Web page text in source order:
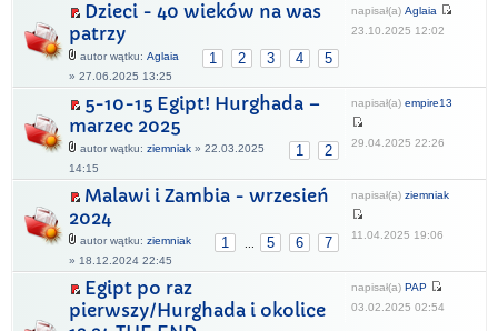
Dzieci - 40 wieków na was
patrzy
1 2 3 4 5
autor wątku: Aglaia
» 27.06.2025 13:25
napisał(a) Aglaia
23.10.2025 12:02
5-10-15 Egipt! Hurghada –
marzec 2025
1 2
autor wątku: ziemniak » 22.03.2025
14:15
napisał(a) empire13
29.04.2025 22:26
Malawi i Zambia - wrzesień
2024
1 5 6 7
autor wątku: ziemniak
» 18.12.2024 22:45
napisał(a) ziemniak
11.04.2025 19:06
Egipt po raz
pierwszy/Hurghada i okolice
napisał(a) PAP
03.02.2025 02:54